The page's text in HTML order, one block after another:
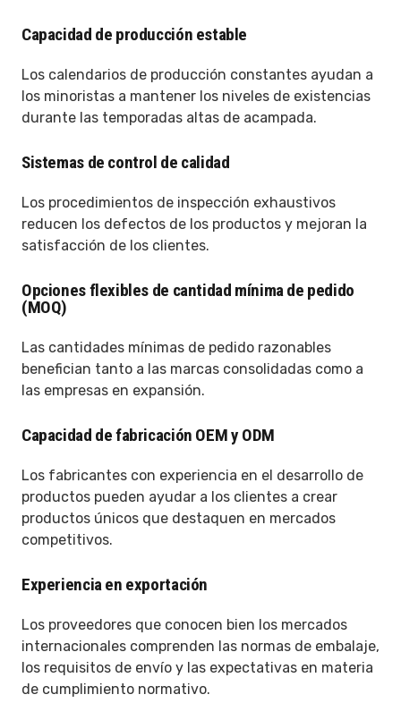
Capacidad de producción estable
Los calendarios de producción constantes ayudan a
los minoristas a mantener los niveles de existencias
durante las temporadas altas de acampada.
Sistemas de control de calidad
Los procedimientos de inspección exhaustivos
reducen los defectos de los productos y mejoran la
satisfacción de los clientes.
Opciones flexibles de cantidad mínima de pedido
(MOQ)
Las cantidades mínimas de pedido razonables
benefician tanto a las marcas consolidadas como a
las empresas en expansión.
Capacidad de fabricación OEM y ODM
Los fabricantes con experiencia en el desarrollo de
productos pueden ayudar a los clientes a crear
productos únicos que destaquen en mercados
competitivos.
Experiencia en exportación
Los proveedores que conocen bien los mercados
internacionales comprenden las normas de embalaje,
los requisitos de envío y las expectativas en materia
de cumplimiento normativo.